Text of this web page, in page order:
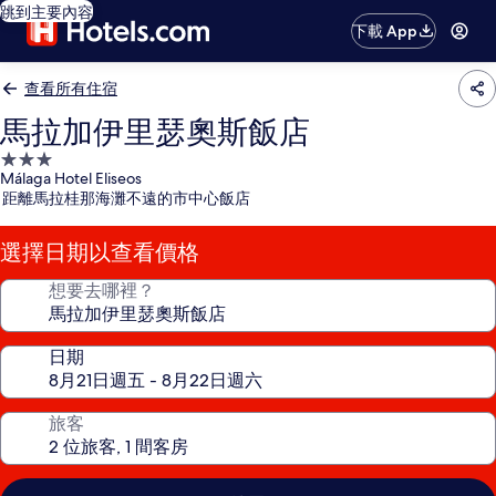
跳到主要內容
下載 App
查看所有住宿
馬拉加伊里瑟奧斯飯店
3.0
星
級
住
宿
Málaga Hotel Eliseos
距離馬拉桂那海灘不遠的市中心飯店
選擇日期以查看價格
想要去哪裡？
日期
旅客